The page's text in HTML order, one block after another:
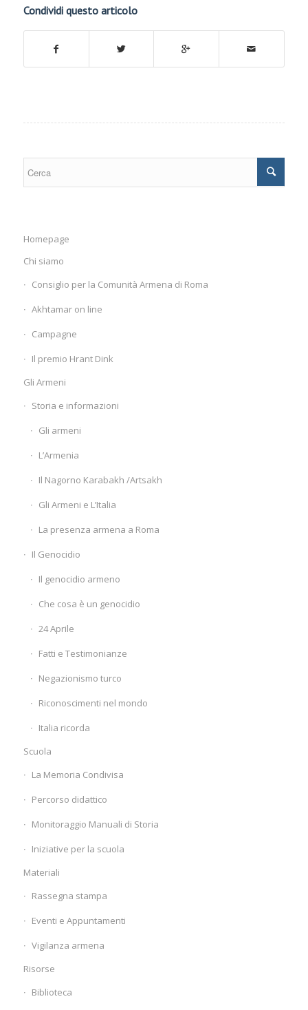
Condividi questo articolo
Homepage
Chi siamo
Consiglio per la Comunità Armena di Roma
Akhtamar on line
Campagne
Il premio Hrant Dink
Gli Armeni
Storia e informazioni
Gli armeni
L’Armenia
Il Nagorno Karabakh /Artsakh
Gli Armeni e L’Italia
La presenza armena a Roma
Il Genocidio
Il genocidio armeno
Che cosa è un genocidio
24 Aprile
Fatti e Testimonianze
Negazionismo turco
Riconoscimenti nel mondo
Italia ricorda
Scuola
La Memoria Condivisa
Percorso didattico
Monitoraggio Manuali di Storia
Iniziative per la scuola
Materiali
Rassegna stampa
Eventi e Appuntamenti
Vigilanza armena
Risorse
Biblioteca